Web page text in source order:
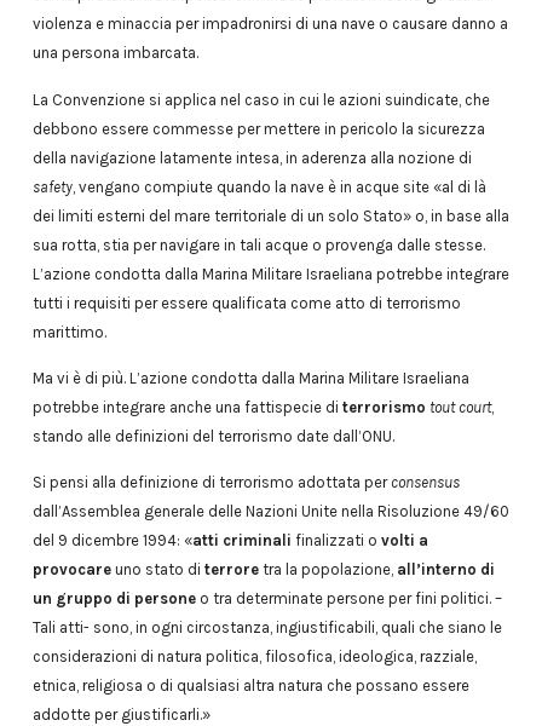
violenza e minaccia per impadronirsi di una nave o causare danno a
una persona imbarcata.
La Convenzione si applica nel caso in cui le azioni suindicate, che
debbono essere commesse per mettere in pericolo la sicurezza
della navigazione latamente intesa, in aderenza alla nozione di
safety, vengano compiute quando la nave è in acque site «al di là
dei limiti esterni del mare territoriale di un solo Stato» o, in base alla
sua rotta, stia per navigare in tali acque o provenga dalle stesse.
L’azione condotta dalla Marina Militare Israeliana potrebbe integrare
tutti i requisiti per essere qualificata come atto di terrorismo
marittimo.
Ma vi è di più. L’azione condotta dalla Marina Militare Israeliana
potrebbe integrare anche una fattispecie di terrorismo tout court,
stando alle definizioni del terrorismo date dall’ONU.
Si pensi alla definizione di terrorismo adottata per consensus
dall’Assemblea generale delle Nazioni Unite nella Risoluzione 49/60
del 9 dicembre 1994: «atti criminali finalizzati o volti a
provocareuno stato di terrore tra la popolazione, all’interno di
un gruppo di personeo tra determinate persone per fini politici. –
Tali atti- sono, in ogni circostanza, ingiustificabili, quali che siano le
considerazioni di natura politica, filosofica, ideologica, razziale,
etnica, religiosa o di qualsiasi altra natura che possano essere
addotte per giustificarli.»